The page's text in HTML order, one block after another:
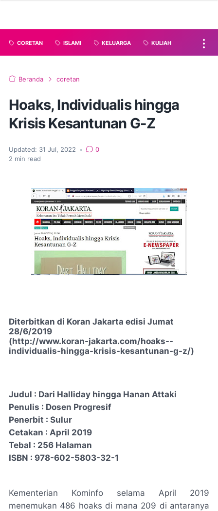
CORETAN ISLAMI KELUARGA KULIAH
Beranda coretan
Hoaks, Individualis hingga
Krisis Kesantunan G-Z
Updated: 31 Jul, 2022 •
0
2 min read
Diterbitkan di Koran Jakarta edisi Jumat
28/6/2019
(http://www.koran-jakarta.com/hoaks--
individualis-hingga-krisis-kesantunan-g-z/)
Judul : Dari Halliday hingga Hanan Attaki
Penulis : Dosen Progresif
Penerbit : Sulur
Cetakan : April 2019
Tebal : 256 Halaman
ISBN : 978-602-5803-32-1
Kementerian Kominfo selama April 2019
menemukan 486 hoaks di mana 209 di antara­nya